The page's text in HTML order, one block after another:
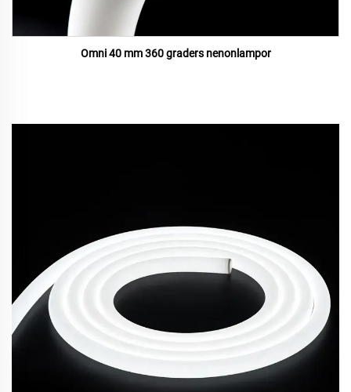
Omni 40 mm 360 graders nenonlampor